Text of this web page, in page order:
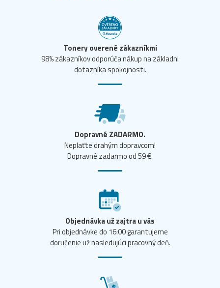
Tonery overené zákazníkmi
98% zákazníkov odporúča nákup na základni
dotazníka spokojnosti.
Dopravné ZADARMO.
Neplaťte drahým dopravcom!
Dopravné zadarmo od 59 €.
Objednávka už zajtra u vás
Pri objednávke do 16:00 garantujeme
doručenie už nasledujúci pracovný deň.